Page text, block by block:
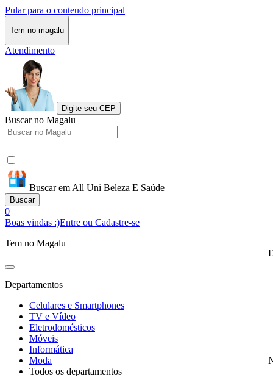
Pular para o conteudo principal
Tem no magalu
Atendimento
Digite seu CEP
Buscar no Magalu
Buscar em All Uni Beleza E Saúde
Buscar
0
Boas vindas :)Entre ou Cadastre-se
Tem no Magalu
Departamentos
Celulares e Smartphones
TV e Vídeo
Eletrodomésticos
Móveis
Informática
Moda
Todos os departamentos